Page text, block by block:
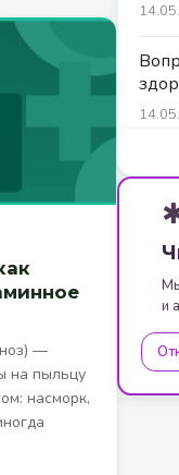
—
на пыльцу
насморк,
и